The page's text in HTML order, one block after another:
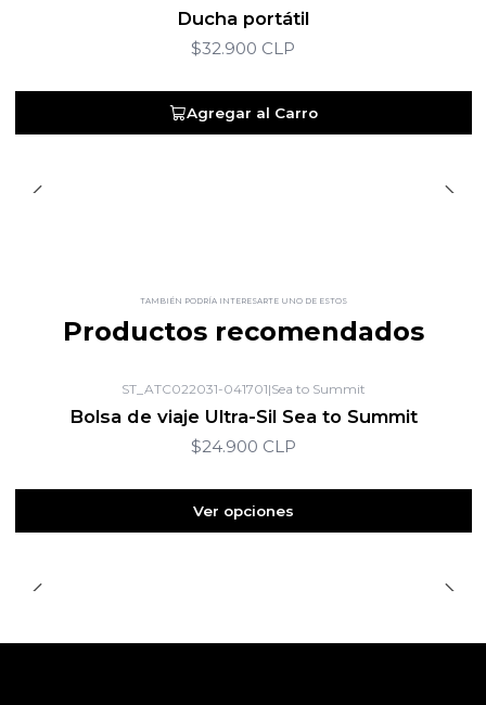
Ducha portátil
$32.900 CLP
Agregar al Carro
TAMBIÉN PODRÍA INTERESARTE UNO DE ESTOS
Productos recomendados
ST_ATC022031-041701|Sea to Summit
Bolsa de viaje Ultra-Sil Sea to Summit
$24.900 CLP
Ver opciones